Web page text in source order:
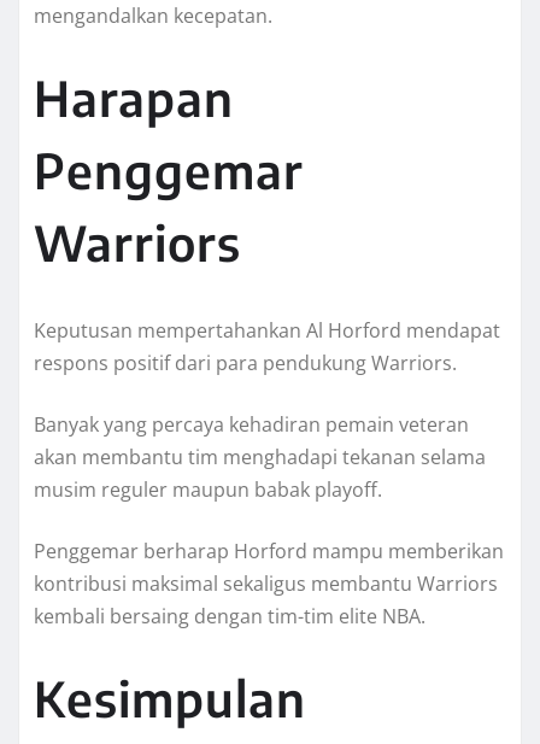
mengandalkan kecepatan.
Harapan
Penggemar
Warriors
Keputusan mempertahankan Al Horford mendapat
respons positif dari para pendukung Warriors.
Banyak yang percaya kehadiran pemain veteran
akan membantu tim menghadapi tekanan selama
musim reguler maupun babak playoff.
Penggemar berharap Horford mampu memberikan
kontribusi maksimal sekaligus membantu Warriors
kembali bersaing dengan tim-tim elite NBA.
Kesimpulan